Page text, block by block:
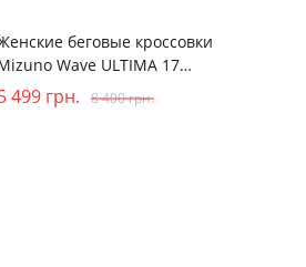
беговые кроссовки
Wave ULTIMA 17
499 грн. 8 400грн.